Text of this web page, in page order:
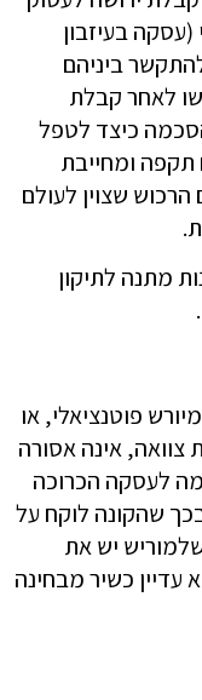
(עסקה בעיזבון
ביניהם
לאחר קבלת
כיצד לטפל
ומחייבת
שצוין לעולם
מתנה לתיקון
פוטנציאלי, או
אינה אסורה
לעסקה הכרוכה
שהקונה לוקח על
יש את
עדיין כשיר מבחינה